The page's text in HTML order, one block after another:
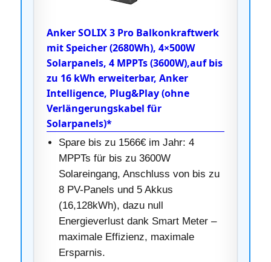
Anker SOLIX 3 Pro Balkonkraftwerk
mit Speicher (2680Wh), 4×500W
Solarpanels, 4 MPPTs (3600W),auf bis
zu 16 kWh erweiterbar, Anker
Intelligence, Plug&Play (ohne
Verlängerungskabel für
Solarpanels)*
Spare bis zu 1566€ im Jahr: 4
MPPTs für bis zu 3600W
Solareingang, Anschluss von bis zu
8 PV-Panels und 5 Akkus
(16,128kWh), dazu null
Energieverlust dank Smart Meter –
maximale Effizienz, maximale
Ersparnis.